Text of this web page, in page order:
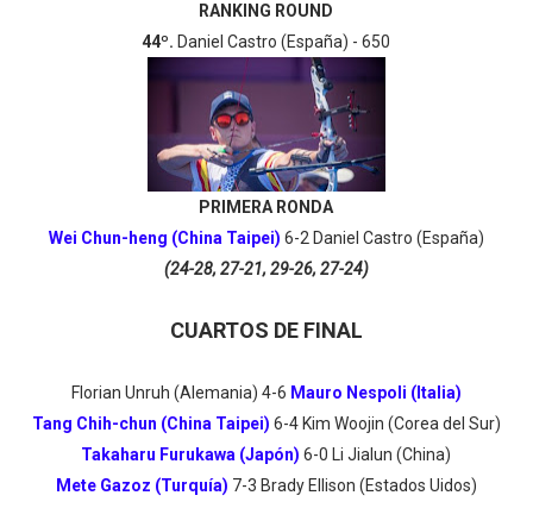
RANKING ROUND
44º. Daniel Castro (España) - 650
PRIMERA RONDA
Wei Chun-heng (China Taipei) 6-2 Daniel Castro (España)
(24-28, 27-21, 29-26, 27-24)
CUARTOS DE FINAL
Florian Unruh (Alemania) 4-6 Mauro Nespoli (Italia)
Tang Chih-chun (China Taipei) 6-4 Kim Woojin (Corea del Sur)
Takaharu Furukawa (Japón) 6-0
Li Jialun (China)
Mete Gazoz (Turquía) 7-3 Brady Ellison (Estados Uidos)